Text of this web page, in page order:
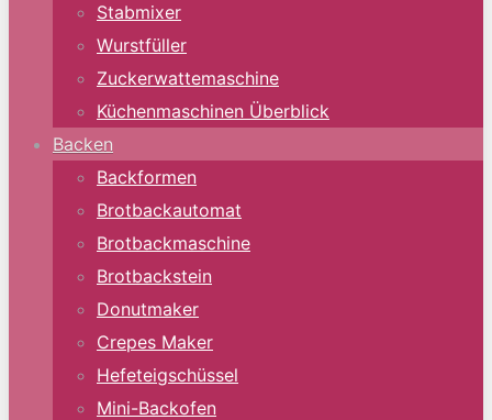
Stabmixer
Wurstfüller
Zuckerwattemaschine
Küchenmaschinen Überblick
Backen
Backformen
Brotbackautomat
Brotbackmaschine
Brotbackstein
Donutmaker
Crepes Maker
Hefeteigschüssel
Mini-Backofen